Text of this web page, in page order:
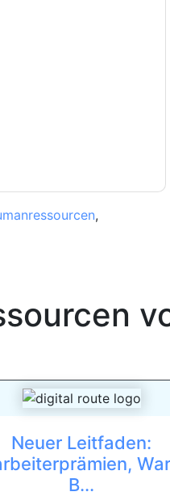
,
Neuer Leitfaden:
B...